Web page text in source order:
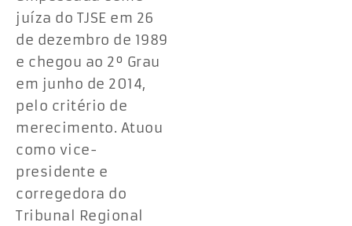
juíza do TJSE em 26
de dezembro de 1989
e chegou ao 2º Grau
em junho de 2014,
pelo critério de
merecimento. Atuou
como vice-
presidente e
corregedora do
Tribunal Regional